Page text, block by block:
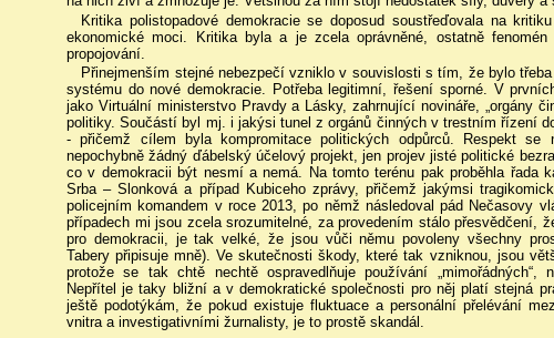
Kritika polistopadové demokracie se doposud soustřeďovala na
ekonomické moci. Kritika byla a je zcela oprávněné, ostatně
propojování.
Přinejmenším stejné nebezpečí vzniklo v souvislosti s tím, že bylo
systému do nové demokracie. Potřeba legitimní, řešení sporné. V
jako Virtuální ministerstvo Pravdy a Lásky, zahrnující novináře, „orgány
politiky. Součástí byl mj. i jakýsi tunel z orgánů činných v trestním řízení
- přičemž cílem byla kompromitace politických odpůrců. Respekt
nepochybně žádný ďábelský účelový projekt, jen projev jisté politické
co v demokracii být nesmí a nemá. Na tomto terénu pak proběhla řada
Srba – Slonková a případ Kubiceho zprávy, přičemž jakýmsi
policejním komandem v roce 2013, po němž následoval pád Nečasovy
případech mi jsou zcela srozumitelné, za provedením stálo přesvědčení,
pro demokracii, je tak velké, že jsou vůči němu povoleny všechny
Tabery připisuje mně). Ve skutečnosti škody, které tak vzniknou, jsou
protože se tak chtě nechtě ospravedlňuje používání „mimořádných“,
Nepřítel je taky bližní a v demokratické společnosti pro něj platí stejná
ještě podotýkám, že pokud existuje fluktuace a personální přelévání
vnitra a investigativními žurnalisty, je to prostě skandál.